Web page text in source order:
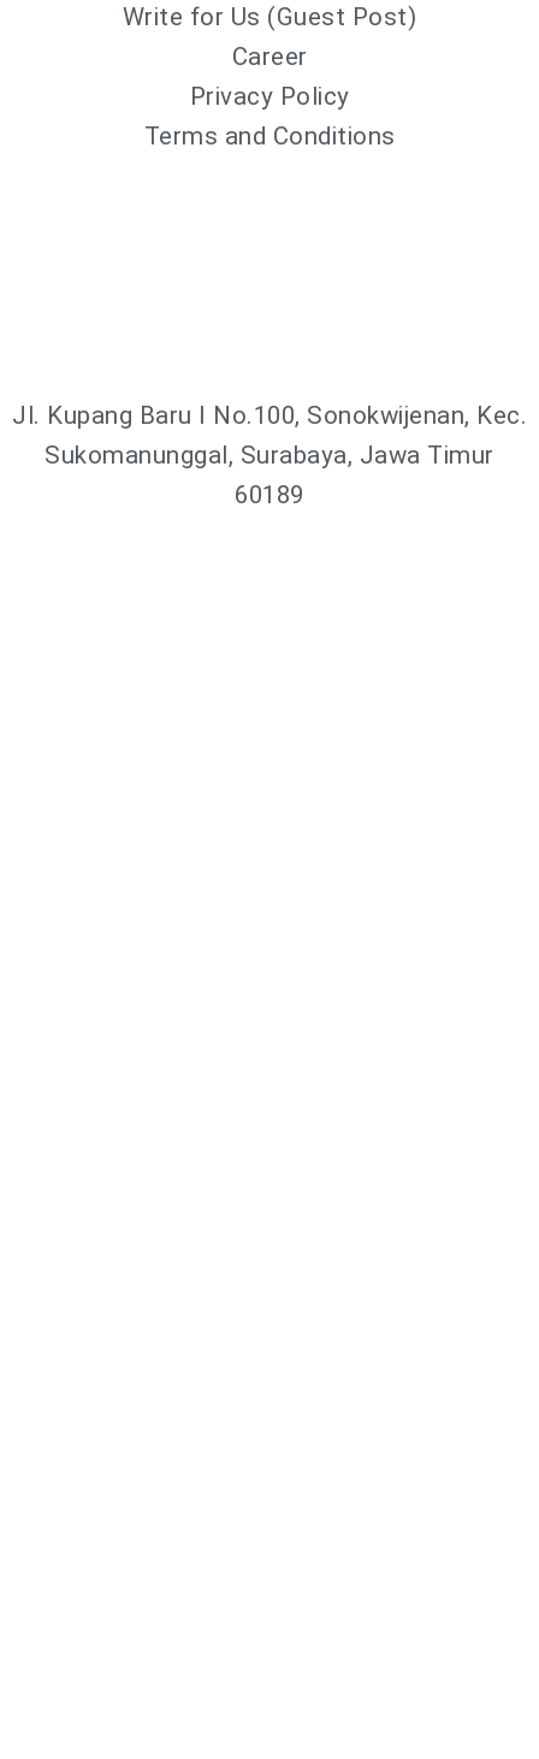
Write for Us (Guest Post)
Career
Privacy Policy
Terms and Conditions
Jl. Kupang Baru I No.100, Sonokwijenan, Kec.
Sukomanunggal, Surabaya, Jawa Timur
60189